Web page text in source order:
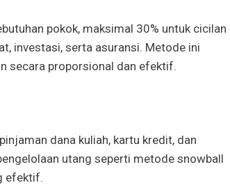
pokok, maksimal 30% untuk cicilan
investasi, serta asuransi. Metode ini
secara proporsional dan efektif.
dana kuliah, kartu kredit, dan
utang seperti metode snowball
efektif.